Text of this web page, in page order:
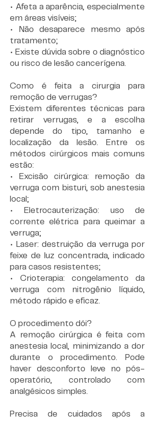
• Afeta a aparência, especialmente
em áreas visíveis;
• Não desaparece mesmo após
tratamento;
• Existe dúvida sobre o diagnóstico
ou risco de lesão cancerígena.
Como é feita a cirurgia para
remoção de verrugas?
Existem diferentes técnicas para
retirar verrugas, e a escolha
depende do tipo, tamanho e
localização da lesão. Entre os
métodos cirúrgicos mais comuns
estão:
• Excisão cirúrgica: remoção da
verruga com bisturi, sob anestesia
local;
• Eletrocauterização: uso de
corrente elétrica para queimar a
verruga;
• Laser: destruição da verruga por
feixe de luz concentrada, indicado
para casos resistentes;
• Crioterapia: congelamento da
verruga com nitrogênio líquido,
método rápido e eficaz.
O procedimento dói?
A remoção cirúrgica é feita com
anestesia local, minimizando a dor
durante o procedimento. Pode
haver desconforto leve no pós-
operatório, controlado com
analgésicos simples.
Precisa de cuidados após a